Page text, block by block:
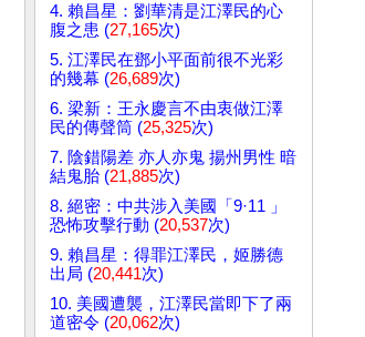
4. 賴昌星：劉華清是江澤民的心
腹之患 (27,165次)
5. 江澤民在鄧小平面前很不光彩
的幾幕 (26,689次)
6. 梁新：王永慶言不由衷做江澤
民的傳聲筒 (25,325次)
7. 陰錯陽差 亦人亦鬼 揚州男性 暗
結鬼胎 (21,885次)
8. 絕密：中共涉入美國「9·11 」
恐怖攻擊行動 (20,537次)
9. 賴昌星：得罪江澤民，姬勝德
出局 (20,441次)
10. 美國遭襲，江澤民當即下了兩
道密令 (20,062次)